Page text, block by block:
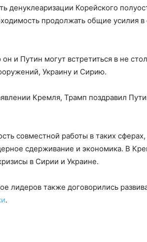
денуклеаризации Корейского
продолжать общие усилия в
и Путин могут встретиться в не
Украину и Сирию.
Кремля, Трамп поздравил
совместной работы в таких сферах,
сдерживание и экономика. В
в Сирии и Украине.
лидеров также договорились
.